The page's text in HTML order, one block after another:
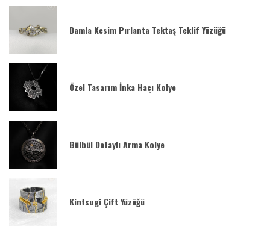
Damla Kesim Pırlanta Tektaş Teklif Yüzüğü
Özel Tasarım İnka Haçı Kolye
Bülbül Detaylı Arma Kolye
Kintsugi Çift Yüzüğü